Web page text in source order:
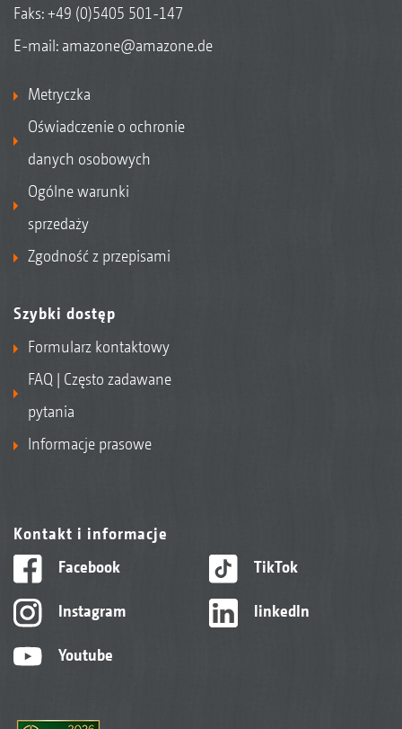
Faks: +49 (0)5405 501-147
E-mail: amazone@amazone.de
Metryczka
Oświadczenie o ochronie
danych osobowych
Ogólne warunki
sprzedaży
Zgodność z przepisami
Szybki dostęp
Formularz kontaktowy
FAQ | Często zadawane
pytania
Informacje prasowe
Kontakt i informacje
Facebook
Instagram
Youtube
TikTok
linkedIn